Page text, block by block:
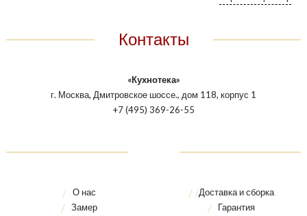
Контакты
«Кухнотека»
г. Москва, Дмитровское шоссе., дом 118, корпус 1
+7 (495) 369-26-55
О нас
Замер
Доставка и сборка
Гарантия